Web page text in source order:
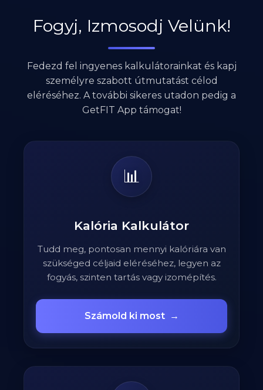
Fogyj, Izmosodj Velünk!
Fedezd fel ingyenes kalkulátorainkat és kapj
személyre szabott útmutatást célod
eléréséhez. A további sikeres utadon pedig a
GetFIT App támogat!
📊
Kalória Kalkulátor
Tudd meg, pontosan mennyi kalóriára van
szükséged céljaid eléréséhez, legyen az
fogyás, szinten tartás vagy izomépítés.
Számold ki most →